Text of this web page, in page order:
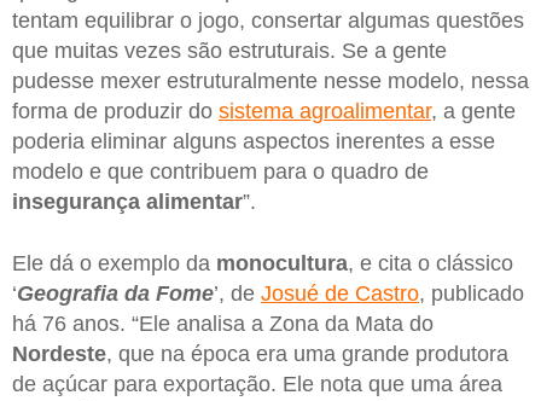
tentam equilibrar o jogo, consertar algumas questões
que muitas vezes são estruturais. Se a gente
pudesse mexer estruturalmente nesse modelo, nessa
forma de produzir do sistema agroalimentar, a gente
poderia eliminar alguns aspectos inerentes a esse
modelo e que contribuem para o quadro de
insegurança alimentar”.
Ele dá o exemplo da monocultura, e cita o clássico
‘Geografia da Fome’, de Josué de Castro, publicado
há 76 anos. “Ele analisa a Zona da Mata do
Nordeste, que na época era uma grande produtora
de açúcar para exportação. Ele nota que uma área